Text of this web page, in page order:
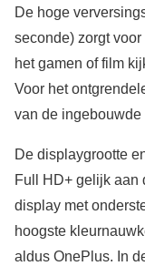
De hoge
seconde) zorgt
het gamen of film
Voor het
van de
De displaygrootte
Full HD+ gelijk aan
display met
hoogste
aldus OnePlus. In